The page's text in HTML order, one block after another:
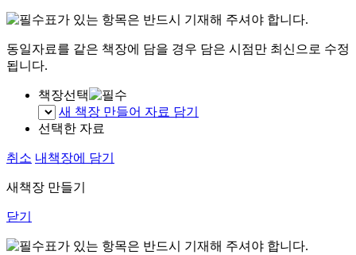
표가 있는 항목은 반드시 기재해 주셔야 합니다.
동일자료를 같은 책장에 담을 경우 담은 시점만 최신으로 수정
됩니다.
책장선택
새 책장 만들어 자료 담기
선택한 자료
취소 내책장에 담기
새책장 만들기
닫기
표가 있는 항목은 반드시 기재해 주셔야 합니다.